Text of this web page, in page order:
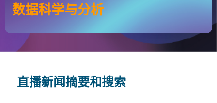
数据科学与分析
直播新闻摘要和搜索